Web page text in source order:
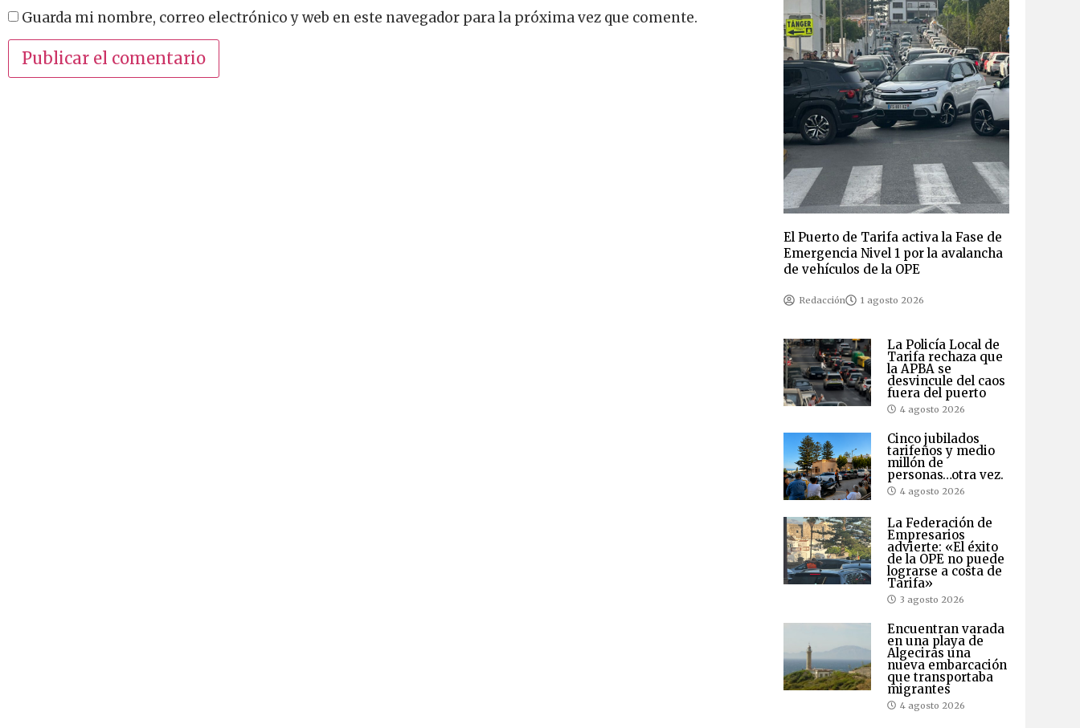
Guarda mi nombre, correo electrónico y web en este navegador para la próxima vez que comente.
El Puerto de Tarifa activa la Fase de
Emergencia Nivel 1 por la avalancha
de vehículos de la OPE
Redacción 1 agosto 2026
La Policía Local de
Tarifa rechaza que
la APBA se
desvincule del caos
fuera del puerto
4 agosto 2026
Cinco jubilados
tarifeños y medio
millón de
personas…otra vez.
4 agosto 2026
La Federación de
Empresarios
advierte: «El éxito
de la OPE no puede
lograrse a costa de
Tarifa»
3 agosto 2026
Encuentran varada
en una playa de
Algeciras una
nueva embarcación
que transportaba
migrantes
4 agosto 2026